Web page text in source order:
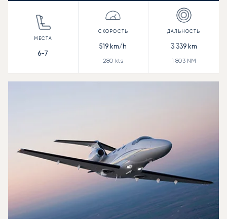
6-7
519 km/h
280 kts
3 339km
1 803NM